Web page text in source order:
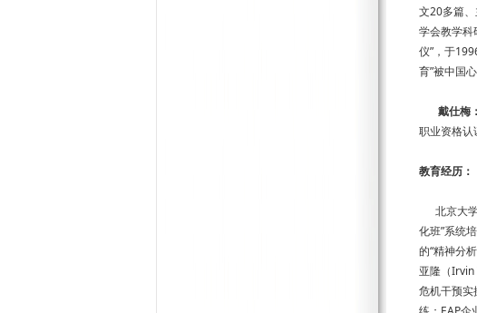
文20多篇
学会教学科
仪”，于
育”被中国
戴仕梅：
职业资格认
教育经历：
北京大学
化班”系统
的“精神分
亚隆（Irvin
危机干预实